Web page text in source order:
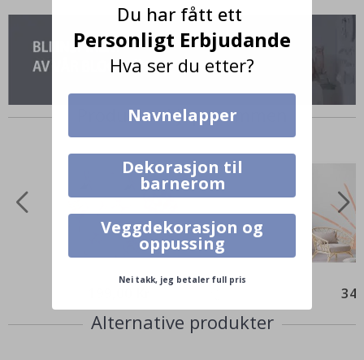
Produkter kjøpt sammen
Alternative produkter
Du har fått ett
Personligt Erbjudande
Hva ser du etter?
Navnelapper
Dekorasjon til
barnerom
Veggdekorasjon og
oppussing
Nei takk, jeg betaler full pris